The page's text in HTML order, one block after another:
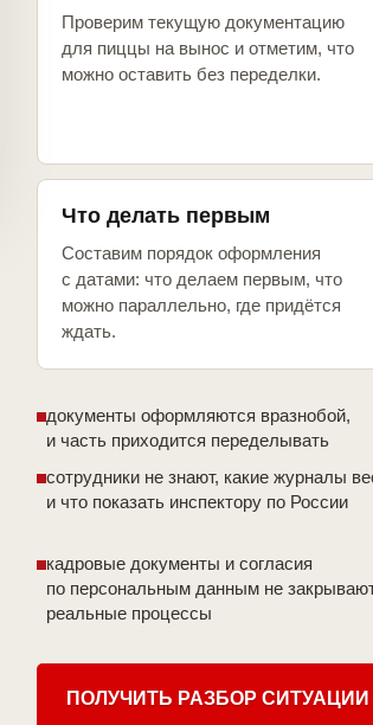
Проверим текущую документацию
для пиццы на вынос и отметим, что
можно оставить без переделки.
Что делать первым
Составим порядок оформления
с датами: что делаем первым, что
можно параллельно, где придётся
ждать.
документы оформляются вразнобой,
и часть приходится переделывать
сотрудники не знают, какие журналы
и что показать инспектору по России
кадровые документы и согласия
по персональным данным не
реальные процессы
ПОЛУЧИТЬ РАЗБОР СИТУАЦИИ